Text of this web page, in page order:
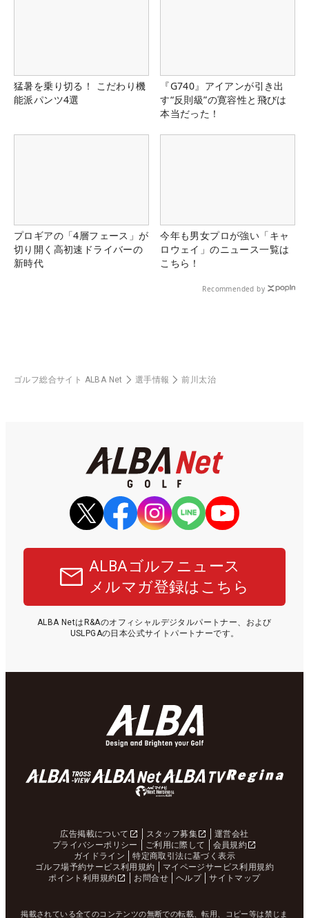
猛暑を乗り切る！ こだわり機
能派パンツ4選
『G740』アイアンが引き出
す“反則級”の寛容性と飛びは
本当だった！
プロギアの「4層フェース」が
切り開く高初速ドライバーの
新時代
今年も男女プロが強い「キャ
ロウェイ」のニュース一覧は
こちら！
Recommended by
ゴルフ総合サイト ALBA Net 選手情報 前川太治
ALBAゴルフニュース
メルマガ登録はこちら
ALBA NetはR&Aのオフィシャルデジタルパートナー、および
USLPGAの日本公式サイトパートナーです。
広告掲載について スタッフ募集
運営会社
プライバシーポリシー
ご利用に際して
会員規約
ガイドライン
特定商取引法に基づく表示
ゴルフ場予約サービス利用規約
マイページサービス利用規約
ポイント利用規約
お問合せ ヘルプ サイトマップ
掲載されている全てのコンテンツの無断での転載、転用、コピー等は禁じま